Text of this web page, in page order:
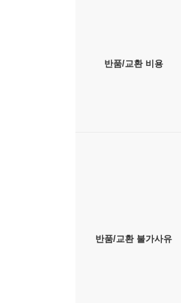
반품/교환 비용
반품/교환 불가사유